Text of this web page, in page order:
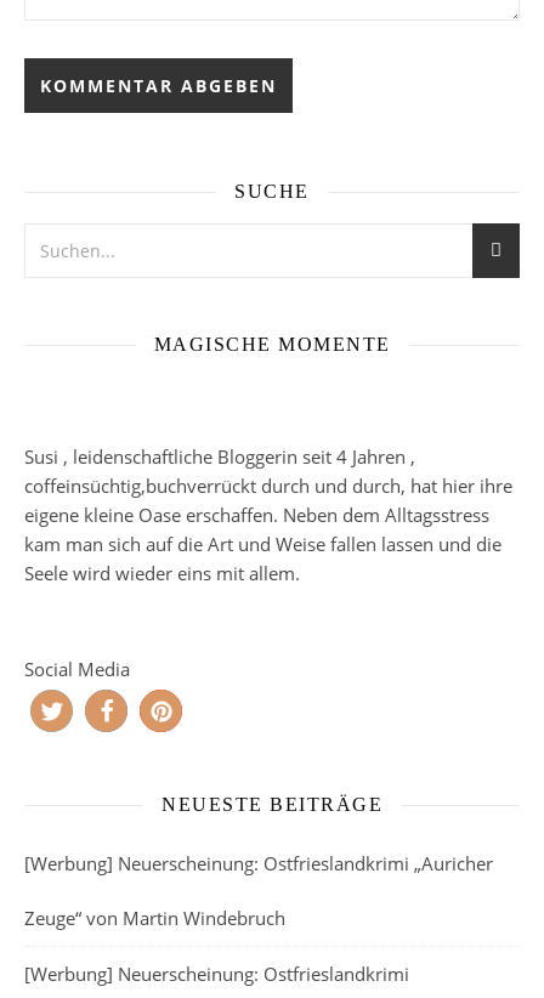
SUCHE
MAGISCHE MOMENTE
Susi , leidenschaftliche Bloggerin seit 4 Jahren ,
coffeinsüchtig,buchverrückt durch und durch, hat hier ihre
eigene kleine Oase erschaffen. Neben dem Alltagsstress
kam man sich auf die Art und Weise fallen lassen und die
Seele wird wieder eins mit allem.
Social Media
NEUESTE BEITRÄGE
[Werbung] Neuerscheinung: Ostfrieslandkrimi „Auricher
Zeuge“ von Martin Windebruch
[Werbung] Neuerscheinung: Ostfrieslandkrimi